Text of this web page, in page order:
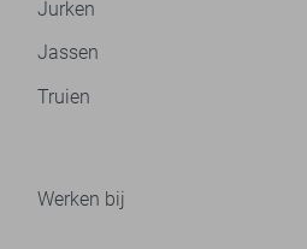
Jurken
Jassen
Truien
Werken bij